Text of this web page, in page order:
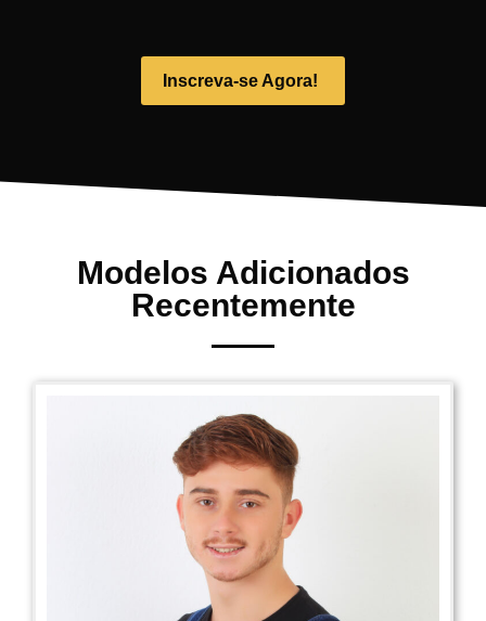
Inscreva-se Agora!
Modelos Adicionados
Recentemente